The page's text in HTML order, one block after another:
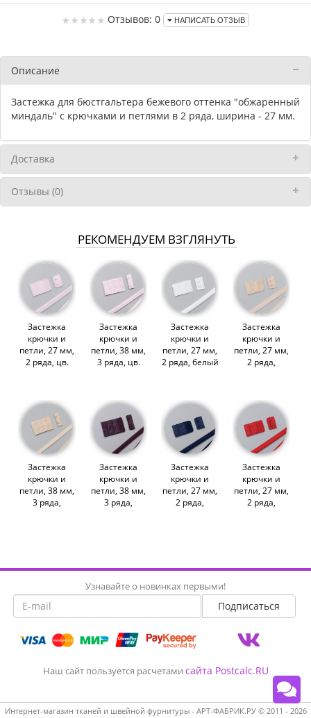
Отзывов: 0 НАПИСАТЬ ОТЗЫВ
Описание
Застежка для бюстгальтера бежевого оттенка "обжаренный
миндаль" с крючками и петлями в 2 ряда, ширина - 27 мм.
Доставка
Отзывы (0)
РЕКОМЕНДУЕМ ВЗГЛЯНУТЬ
Застежка
крючки и
петли, 27 мм,
2 ряда, цв.
Застежка
крючки и
петли, 38 мм,
3 ряда, цв.
Застежка
крючки и
петли, 27 мм,
2 ряда, белый
Застежка
крючки и
петли, 27 мм,
2 ряда,
Застежка
крючки и
петли, 38 мм,
3 ряда,
Застежка
крючки и
петли, 38 мм,
3 ряда,
Застежка
крючки и
петли, 27 мм,
2 ряда,
Застежка
крючки и
петли, 27 мм,
2 ряда,
Узнавайте о новинках первыми!
Наш сайт пользуется расчетами сайта Postcalc.RU
Интернет-магазин тканей и швейной фурнитуры - АРТ-ФАБРИК.РУ © 2011 - 2026